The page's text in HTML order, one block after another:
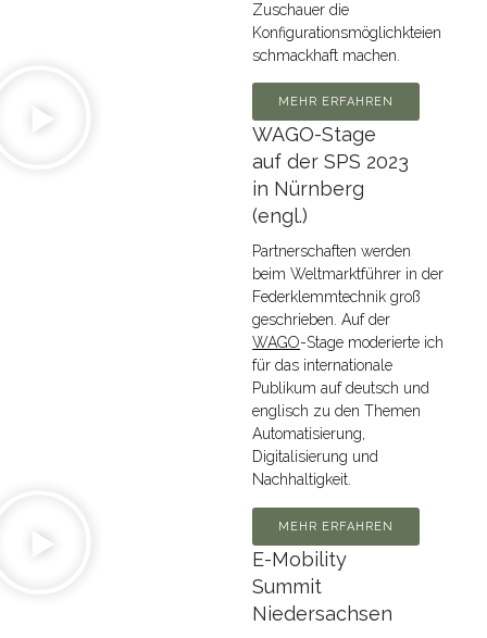
Zuschauer die
Konfigurationsmöglichkteien
schmackhaft machen.
MEHR ERFAHREN
WAGO-Stage
auf der SPS 2023
in Nürnberg
(engl.)
Partnerschaften werden
beim Weltmarktführer in der
Federklemmtechnik groß
geschrieben. Auf der
WAGO-Stage moderierte ich
für das internationale
Publikum auf deutsch und
englisch zu den Themen
Automatisierung,
Digitalisierung und
Nachhaltigkeit.
MEHR ERFAHREN
E-Mobility
Summit
Niedersachsen